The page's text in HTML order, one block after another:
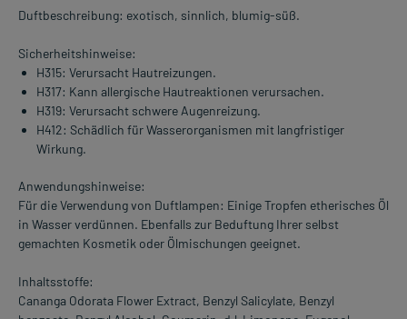
Duftbeschreibung: exotisch, sinnlich, blumig-süß.
Sicherheitshinweise:
H315: Verursacht Hautreizungen.
H317: Kann allergische Hautreaktionen verursachen.
H319: Verursacht schwere Augenreizung.
H412: Schädlich für Wasserorganismen mit langfristiger
Wirkung.
Anwendungshinweise:
Für die Verwendung von Duftlampen: Einige Tropfen etherisches Öl
in Wasser verdünnen. Ebenfalls zur Beduftung Ihrer selbst
gemachten Kosmetik oder Ölmischungen geeignet.
Inhaltsstoffe:
Cananga Odorata Flower Extract, Benzyl Salicylate, Benzyl